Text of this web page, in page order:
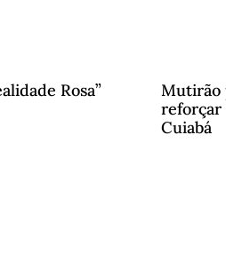
Rosa”
Mutirão
reforçar
Cuiabá